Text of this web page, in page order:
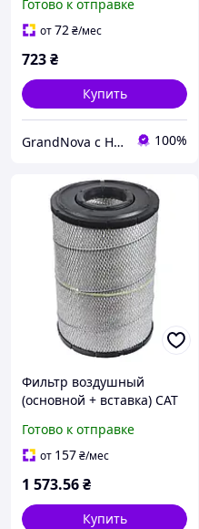
(вставка см. CH 0018)
(AGRO) CH 1411 P124867
Готово к отправке
от72₴/мес
723₴
Купить
GrandNova с НДС 100%
Фильтр воздушный
(основной + вставка) CAT
AGRO CR 0004/0005
LX2008
Готово к отправке
от 157₴/мес
1 573.56₴
Купить